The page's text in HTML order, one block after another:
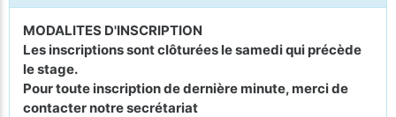
MODALITES D'INSCRIPTION
Les inscriptions sont clôturées le samedi qui précède
le stage.
Pour toute inscription de dernière minute, merci de
contacter notre secrétariat